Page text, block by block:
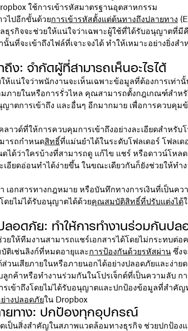
ใช้การเข้ารหัสมาตรฐานอุตสาหกรรม
วไปอีกขั้นด้วยการเข้ารหัสตั้งแต่ต้นทางถึงปลายทาง
ธุรกิจจะช่วยให้แน่ใจว่าเฉพาะผู้ใช้ที่ได้รับอนุญาตที่มี
นที่จะเข้าถึงไฟล์ที่เจาะจงได้ ทำให้เหมาะอย่างยิ่งส
ถึง: จำกัดผู้ที่สามารถเห็นอะไรได้
ห้แน่ใจว่าพนักงานจะเห็นเฉพาะข้อมูลที่ต้องการเท่า
มภายในหรือการรั่วไหล คุณสามารถตั้งกฎเกณฑ์สำห
ญาตการเข้าถึง และอื่นๆ อีกมากมาย เพื่อการควบคุม
าวด์ที่ให้การควบคุมการเข้าถึงอย่างละเอียดสำหรับ
ารถกำหนดสิทธิ์ที่แม่นยำได้ในระดับโฟลเดอร์ โฟลเด
ได้ว่าใครบ้างที่สามารถดู แก้ไข แชร์ หรือดาวน์โหลด
อียดอ่อนทำได้ง่ายขึ้น ในขณะเดียวกันก็ยังช่วยให้ทำ
เอกสารทางกฎหมาย หรือบันทึกทางการเงินที่เป็นคว
ดยไม่ได้รับอนุญาตได้ด้วยคุณสมบัติสิทธิ์ที่ปรับแต่งได้
อดภัย: ทำให้การทำงานร่วมกันปล
ยให้ทีมงานสามารถแชร์เอกสารได้โดยไม่กระทบต่อ
ติเช่นลิงก์ที่หมดอายุและการป้องกันด้วยรหัสผ่านซึ่งจ
วนเสียภายในหรือภายนอกได้อย่างปลอดภัยและง่าย
ค้าหรือทำงานร่วมกันในโปรเจ็กต์ที่เป็นความลับ ก
เข้าถึงโดยไม่ได้รับอนุญาตและปกป้องข้อมูลที่สำคัญ
างปลอดภัยใน Dropbox
ยทาง: ปกป้องทุกอุปกรณ์
เป็นสิ่งสำคัญในสภาพแวดล้อมทางธุรกิจ ช่วยปกป้อง